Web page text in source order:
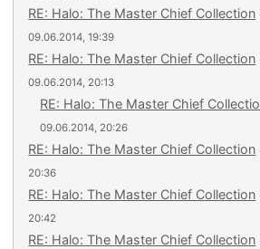
RE: Halo: The Master Chief Collection
09.06.2014, 19:39
RE: Halo: The Master Chief Collection
09.06.2014, 20:13
RE: Halo: The Master Chief
09.06.2014, 20:26
RE: Halo: The Master Chief Collection
20:36
RE: Halo: The Master Chief Collection
20:42
RE: Halo: The Master Chief Collection